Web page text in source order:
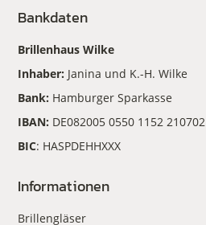
Bankdaten
Brillenhaus Wilke
Inhaber: Janina und K.-H. Wilke
Bank: Hamburger Sparkasse
IBAN: DE082005 0550 1152 210702
BIC: HASPDEHHXXX
Informationen
Brillengläser